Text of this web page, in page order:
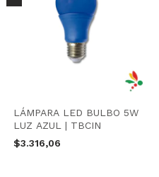
LÁMPARA LED BULBO 5W
LUZ AZUL | TBCIN
$3.316,06